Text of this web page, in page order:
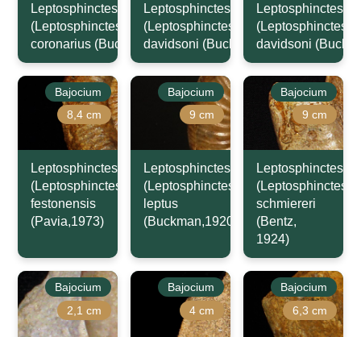
Leptosphinctes
(Leptosphinctes)
coronarius (Buckman,1921)
Leptosphinctes
(Leptosphinctes)
davidsoni (Buckman,1881)
Leptosphinctes
(Leptosphinctes)
davidsoni
Bajocium
8,4 cm
Leptosphinctes
(Leptosphinctes)
festonensis
(Pavia,1973)
Bajocium
9 cm
Leptosphinctes
(Leptosphinctes)
leptus
(Buckman,1920)
Bajocium
9 cm
Leptosphinctes
(Leptosphinctes)
schmiereri
(Bentz,
1924)
Bajocium
2,1 cm
Bajocium
4 cm
Bajocium
6,3 cm